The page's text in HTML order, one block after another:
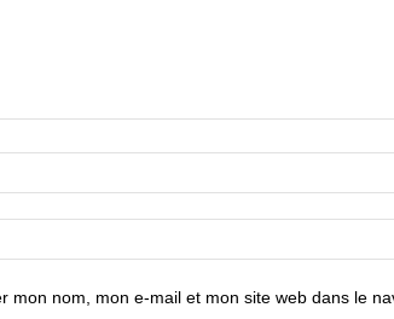
mon nom, mon e-mail et mon site web dans le